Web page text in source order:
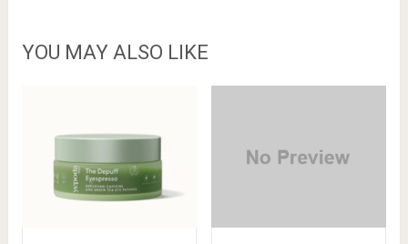
YOU MAY ALSO LIKE